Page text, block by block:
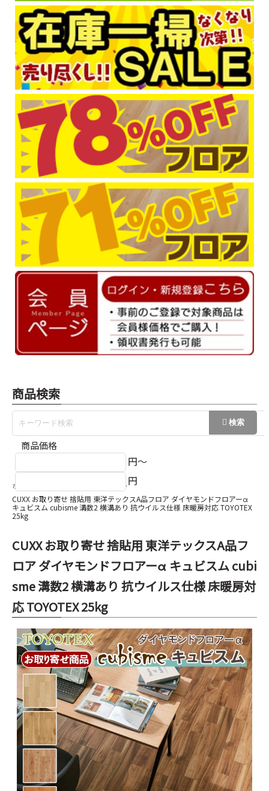
商品検索
商品価格
円～
円
ホーム
CUXX お取り寄せ 捨貼用 東洋テックスA品フロア ダイヤモンドフロアーα
キュビスム cubisme 溝数2 横溝あり 抗ウイルス仕様 床暖房対応 TOYOTEX
25kg
CUXX お取り寄せ 捨貼用 東洋テックスA品フ
ロア ダイヤモンドフロアーα キュビスム cubi
sme 溝数2 横溝あり 抗ウイルス仕様 床暖房対
応 TOYOTEX 25kg